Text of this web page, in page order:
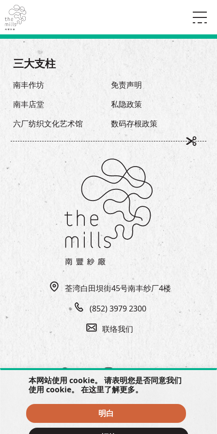
本网站使用 cookie。 请表明您是否同意我们
使用 cookie。 在这里了解更多。
明白
关于南丰纱厂
愿景
三大支柱
媒体中心
联络我们
南丰店堂
店堂指南
商店
活动场地
活动世界之約
展覽
走进南丰纱厂
体验
景点
活化与保育
走进南丰纱厂
其他體驗
开放时间及位置
穿梭巴士服务
荃湾白田坝街45号南丰纱厂4楼
(852) 3979 2300
联络我们
三大支柱
南丰作坊
南丰店堂
六厂纺织文化艺术馆
免责声明
私隐政策
数码存根政策
© 2026 The Mills, all rights reserved.